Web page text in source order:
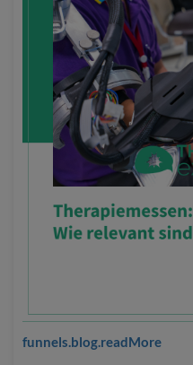
funnels.blog.readMore